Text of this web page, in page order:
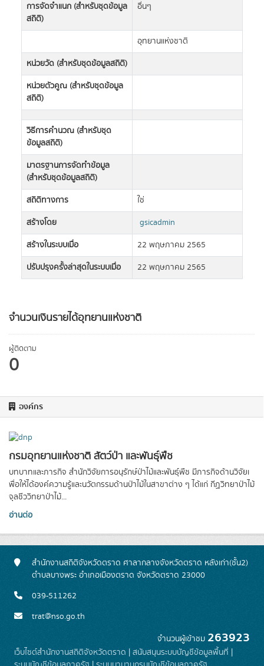
จำนวนเงินรายได้อุทยานแห่งชาติ
ผู้ติดตาม
0
องค์กร
กรมอุทยานแห่งชาติ สัตว์ป่า และพันธุ์พืช
บทบาทและภารกิจ สำนักวิจัยการอนุรักษ์ป่าไม้และพันธุ์พืช มีภารกิจด้านวิจัยเ
พื่อให้ได้องค์ความรู้และนวัตกรรมด้านป่าไม้ในสาขาต่าง ๆ ได้แก่ กีฏวิทยาป่าไม้
จุลชีววิทยาป่าไม้...
อ่านต่อ
การจัดจำแนก (สำหรับชุดข้อมูล
สถิติ)
อื่นๆ
อุทยานแห่งชาติ
หน่วยวัด (สำหรับชุดข้อมูลสถิติ)
หน่วยตัวคูณ (สำหรับชุดข้อมูล
สถิติ)
วิธีการคำนวณ (สำหรับชุด
ข้อมูลสถิติ)
มาตรฐานการจัดทำข้อมูล
(สำหรับชุดข้อมูลสถิติ)
สถิติทางการ
ใช่
สร้างโดย
gsicadmin
สร้างในระบบเมื่อ
22 พฤษภาคม 2565
ปรับปรุงครั้งล่าสุดในระบบเมื่อ
22 พฤษภาคม 2565
สำนักงานสถิติจังหวัดตราด ศาลากลางจังหวัดตราด หลังเก่า(ชั้น2)
ตำบลบางพระ อำเภอเมืองตราด จังหวัดตราด 23000
039-511262
trat@nso.go.th
จำนวนผู้เข้าชม 263923
เว็บไซต์สำนักงานสถิติจังหวัดตราด | สนับสนุนระบบบัญชีข้อมูลพื้นที่ |